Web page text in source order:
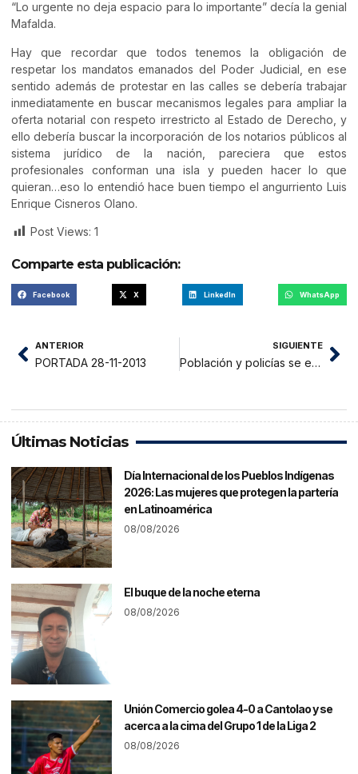
“Lo urgente no deja espacio para lo importante” decía la genial
Mafalda.
Hay que recordar que todos tenemos la obligación de
respetar los mandatos emanados del Poder Judicial, en ese
sentido además de protestar en las calles se debería trabajar
inmediatamente en buscar mecanismos legales para ampliar la
oferta notarial con respeto irrestricto al Estado de Derecho, y
ello debería buscar la incorporación de los notarios públicos al
sistema jurídico de la nación, pareciera que estos
profesionales conforman una isla y pueden hacer lo que
quieran…eso lo entendió hace buen tiempo el angurriento Luis
Enrique Cisneros Olano.
Post Views: 1
Comparte esta publicación:
Facebook X LinkedIn WhatsApp
ANTERIOR
PORTADA 28-11-2013
SIGUIENTE
Población y policías se enfrentaron en manifestación
Últimas Noticias
Día Internacional de los Pueblos Indígenas
2026: Las mujeres que protegen la partería
en Latinoamérica
08/08/2026
El buque de la noche eterna
08/08/2026
Unión Comercio golea 4-0 a Cantolao y se
acerca a la cima del Grupo 1 de la Liga 2
08/08/2026